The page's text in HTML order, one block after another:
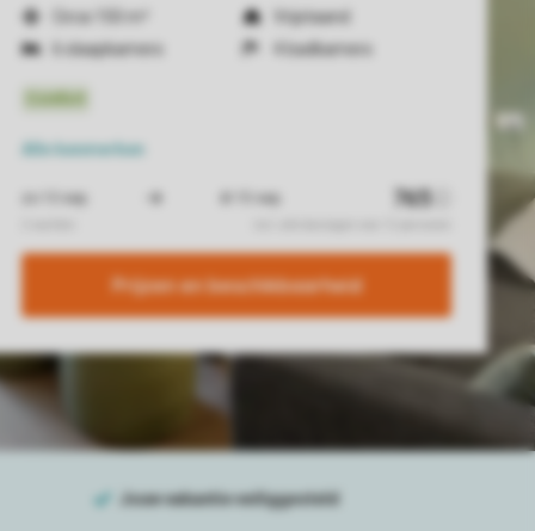
Circa 150 m²
Vrijstaand
6 slaapkamers
4 badkamers
Alle kenmerken
Prijzen en beschikbaarheid